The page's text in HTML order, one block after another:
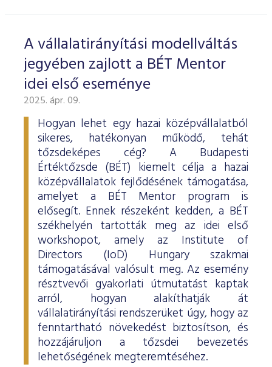
A vállalatirányítási modellváltás
jegyében zajlott a BÉT Mentor
idei első eseménye
2025. ápr. 09.
Hogyan lehet egy hazai középvállalatból
sikeres, hatékonyan működő, tehát
tőzsdeképes cég? A Budapesti
Értéktőzsde (BÉT) kiemelt célja a hazai
középvállalatok fejlődésének támogatása,
amelyet a BÉT Mentor program is
elősegít. Ennek részeként kedden, a BÉT
székhelyén tartották meg az idei első
workshopot, amely az Institute of
Directors (IoD) Hungary szakmai
támogatásával valósult meg. Az esemény
résztvevői gyakorlati útmutatást kaptak
arról, hogyan alakíthatják át
vállalatirányítási rendszerüket úgy, hogy az
fenntartható növekedést biztosítson, és
hozzájáruljon a tőzsdei bevezetés
lehetőségének megteremtéséhez.